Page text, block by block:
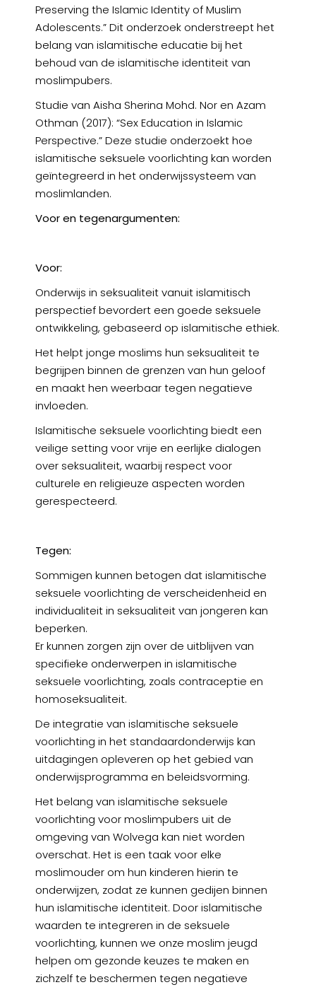
Preserving the Islamic Identity of Muslim
Adolescents.” Dit onderzoek onderstreept het
belang van islamitische educatie bij het
behoud van de islamitische identiteit van
moslimpubers.
Studie van Aisha Sherina Mohd. Nor en Azam
Othman (2017): “Sex Education in Islamic
Perspective.” Deze studie onderzoekt hoe
islamitische seksuele voorlichting kan worden
geïntegreerd in het onderwijssysteem van
moslimlanden.
Voor en tegenargumenten:
Voor:
Onderwijs in seksualiteit vanuit islamitisch
perspectief bevordert een goede seksuele
ontwikkeling, gebaseerd op islamitische ethiek.
Het helpt jonge moslims hun seksualiteit te
begrijpen binnen de grenzen van hun geloof
en maakt hen weerbaar tegen negatieve
invloeden.
Islamitische seksuele voorlichting biedt een
veilige setting voor vrije en eerlijke dialogen
over seksualiteit, waarbij respect voor
culturele en religieuze aspecten worden
gerespecteerd.
Tegen:
Sommigen kunnen betogen dat islamitische
seksuele voorlichting de verscheidenheid en
individualiteit in seksualiteit van jongeren kan
beperken.
Er kunnen zorgen zijn over de uitblijven van
specifieke onderwerpen in islamitische
seksuele voorlichting, zoals contraceptie en
homoseksualiteit.
De integratie van islamitische seksuele
voorlichting in het standaardonderwijs kan
uitdagingen opleveren op het gebied van
onderwijsprogramma en beleidsvorming.
Het belang van islamitische seksuele
voorlichting voor moslimpubers uit de
omgeving van Wolvega kan niet worden
overschat. Het is een taak voor elke
moslimouder om hun kinderen hierin te
onderwijzen, zodat ze kunnen gedijen binnen
hun islamitische identiteit. Door islamitische
waarden te integreren in de seksuele
voorlichting, kunnen we onze moslim jeugd
helpen om gezonde keuzes te maken en
zichzelf te beschermen tegen negatieve